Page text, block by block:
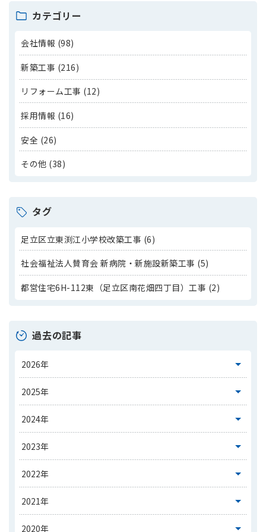
カテゴリー
会社情報 (98)
新築工事 (216)
リフォーム工事 (12)
採用情報 (16)
安全 (26)
その他 (38)
タグ
足立区立東渕江小学校改築工事 (6)
社会福祉法人賛育会 新病院・新施設新築工事 (5)
都営住宅6H-112東（足立区南花畑四丁目）工事 (2)
過去の記事